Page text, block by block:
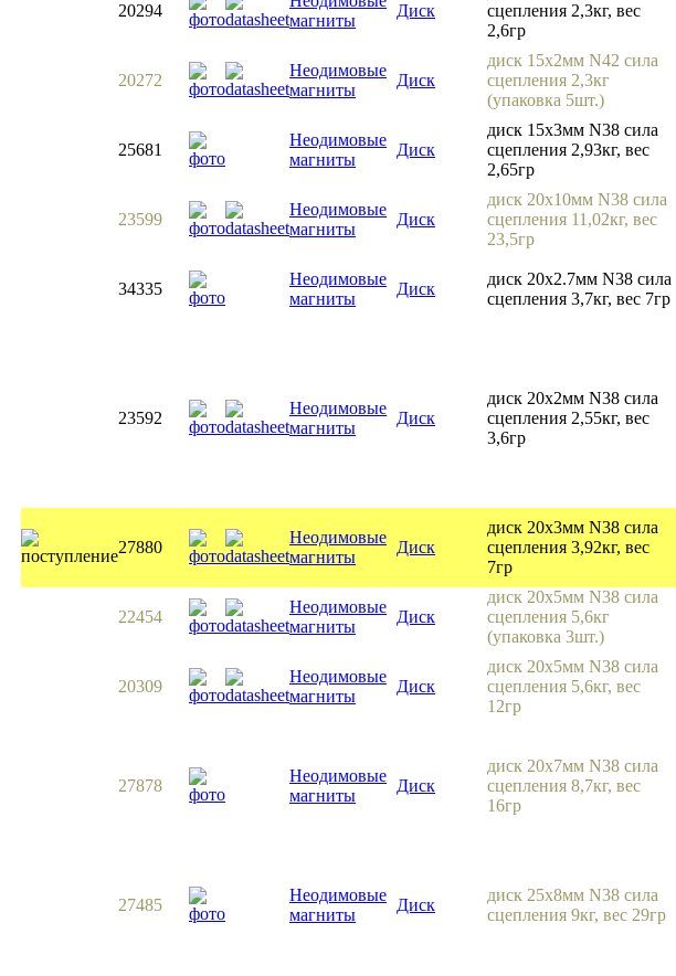
20294
магниты
Диск
сцепления 2,3кг, вес
2,6гр
20272
Неодимовые
магниты
Диск
диск 15х2мм N42 сила
сцепления 2,3кг
(упаковка 5шт.)
25681
Неодимовые
магниты
Диск
диск 15х3мм N38 сила
сцепления 2,93кг, вес
2,65гр
23599
Неодимовые
магниты
Диск
диск 20х10мм N38 сила
сцепления 11,02кг, вес
23,5гр
34335
Неодимовые
магниты
Диск
диск 20х2.7мм N38 сила
сцепления 3,7кг, вес 7гр
23592
Неодимовые
магниты
Диск
диск 20х2мм N38 сила
сцепления 2,55кг, вес
3,6гр
27880
Неодимовые
магниты
Диск
диск 20х3мм N38 сила
сцепления 3,92кг, вес
7гр
22454
Неодимовые
магниты
Диск
диск 20х5мм N38 сила
сцепления 5,6кг
(упаковка 3шт.)
20309
Неодимовые
магниты
Диск
диск 20х5мм N38 сила
сцепления 5,6кг, вес
12гр
27878
Неодимовые
магниты
Диск
диск 20х7мм N38 сила
сцепления 8,7кг, вес
16гр
27485
Неодимовые
магниты
Диск
диск 25х8мм N38 сила
сцепления 9кг, вес 29гр